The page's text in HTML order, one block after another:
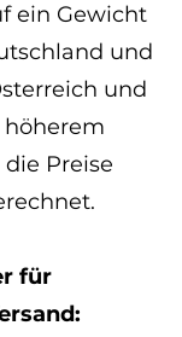
ein Gewicht
und
und
höherem
Preise
für